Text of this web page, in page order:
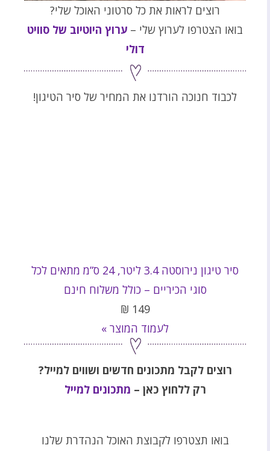
רוצים לראות את כל סרטוני האוכל שלי?
בואו הצטרפו לערוץ שלי – ערוץ היוטיוב של סוויט
דולי
לכבוד חנוכה הורדנו את המחיר של סיר הטיגון!
סיר טיגון נירוסטה 3.4 ליטר, 24 ס”מ מתאים לכל
סוגי הכיריים – כולל משלוח חינם
149
₪
לעמוד המוצר »
רוצים לקבל מתכונים חדשים ושווים למייל?
רק ללחוץ כאן – מתכונים למייל
בואו תצטרפו לקבוצת האוכל הנהדרת שלנו